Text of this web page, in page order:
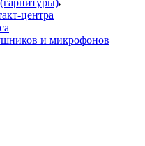
центра
и микрофонов